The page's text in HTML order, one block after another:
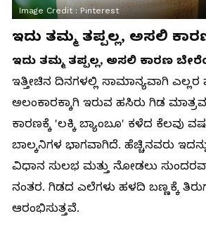
Image Credit :Pinterest
ಇದು ತಮ್ಮ ತಪ್ಪಲ್ಲ, ಅಸಲಿ
ಇದು ತಮ್ಮ ತಪ್ಪಲ್ಲ, ಅಸಲಿ ಕಾರಣ
ಇತ್ತೀಚಿನ ದಿನಗಳಲ್ಲಿ ಸಾಮಾನ್ಯವಾಗಿ ಎಲ್ಲರ
ಅಲಂಕಾರಕ್ಕಾಗಿ ಇರುವ ಹಸಿರು ಗಿಡ
ಕಾರಣಕ್ಕೆ 'ಲಕ್ಕಿ ಬ್ಯಾಂಬೂ' ಕಳೆದ
ಬಾಲ್ಕನಿಗಳ ಭಾಗವಾಗಿದೆ. ಹೆಚ್ಚಿನವರು
ವಿಧಾನ ಸುಲಭ ಮತ್ತು ನೋಡಲು
ನಂತರ. ಗಿಡದ ಎಲೆಗಳು ಹಳದಿ ಬಣ್ಣಕ್ಕೆ
ಆರಂಭಿಸುತ್ತವೆ.